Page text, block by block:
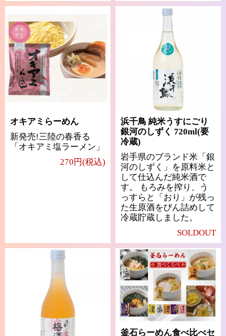
オキアミらーめん
新発売!三陸の春香る
「オキアミ塩ラーメン」
270円(税込)
浜千鳥 純米うすにごり
銀河のしずく 720ml(要
冷蔵)
岩手県のブランド米「銀
河のしずく」を原料米と
して仕込んだ純米酒で
す。 もろみを搾り、う
っすらと「おり」が残っ
た生原酒をびん詰めして
冷蔵貯蔵しました。
SOLDOUT
釜石らーめん食べ比べセ